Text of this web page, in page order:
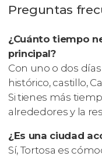
Preguntas
¿Cuánto tiempo
principal?
Con uno o dos
histórico, castillo,
Si tienes más
alrededores y la
¿Es una ciudad
Sí, Tortosa es